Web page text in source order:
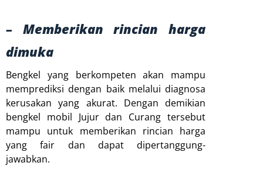
– Memberikan rincian harga
dimuka
Bengkel yang berkompeten akan mampu
memprediksi dengan baik melalui diagnosa
kerusakan yang akurat. Dengan demikian
bengkel mobil Jujur dan Curang tersebut
mampu untuk memberikan rincian harga
yang fair dan dapat dipertanggung-
jawabkan.